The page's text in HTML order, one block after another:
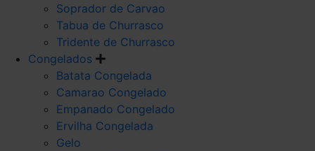
Soprador de Carvao
Tabua de Churrasco
Tridente de Churrasco
Congelados
Batata Congelada
Camarao Congelado
Empanado Congelado
Ervilha Congelada
Gelo